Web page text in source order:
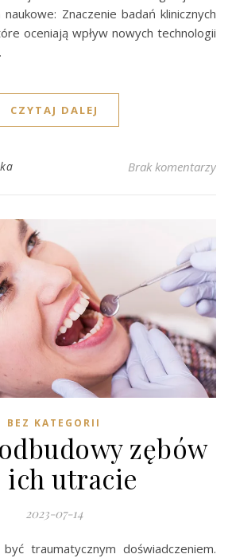
Znaczenie badań klinicznych
oceniają wpływ nowych technologii
CZYTAJ DALEJ
Brak komentarzy
BEZ KATEGORII
zębów
ich utracie
2023-07-14